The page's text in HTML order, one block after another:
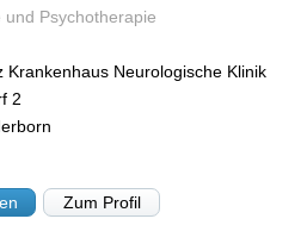
und Psychotherapie
Krankenhaus Neurologische Klinik
2
Zum Profil